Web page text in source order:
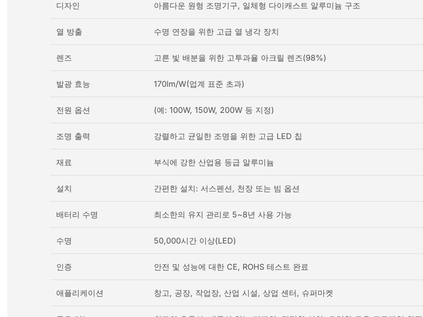
디자인 아름다운 원형 조명기구, 일체형 다이캐스트 알루미늄 구조
열 방출 수명 연장을 위한 고급 열 냉각 장치
렌즈 고른 빛 배분을 위한 고투과율 아크릴 렌즈(98%)
발광 효능 170lm/W(업계 표준 초과)
전원 옵션 (예: 100W, 150W, 200W 등 지정)
조명 출력 강렬하고 균일한 조명을 위한 고급 LED 칩
재료 부식에 강한 산업용 등급 알루미늄
설치 간편한 설치: 서스펜션, 천장 또는 빔 옵션
배터리 수명 최소한의 유지 관리로 5~8년 사용 가능
수명 50,000시간 이상(LED)
인증 안전 및 성능에 대한 CE, ROHS 테스트 완료
애플리케이션 창고, 공장, 작업장, 산업 시설, 상업 센터, 슈퍼마켓